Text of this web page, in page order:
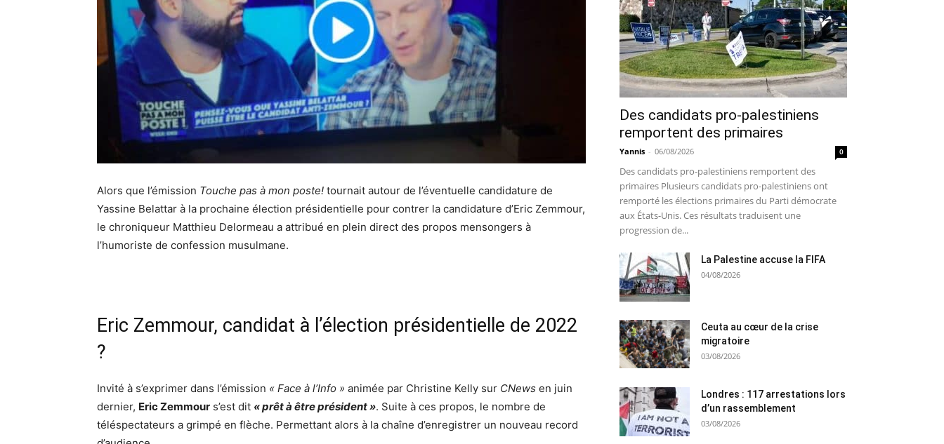
Alors que l’émission Touche pas à mon poste! tournait autour de l’éventuelle candidature de
Yassine Belattar à la prochaine élection présidentielle pour contrer la candidature d’Eric Zemmour,
le chroniqueur Matthieu Delormeau a attribué en plein direct des propos mensongers à
l’humoriste de confession musulmane.
Eric Zemmour, candidat à l’élection présidentielle de 2022
?
Invité à s’exprimer dans l’émission « Face à l’Info » animée par Christine Kelly sur CNews en juin
dernier, Eric Zemmour s’est dit « prêt à être président ». Suite à ces propos, le nombre de
téléspectateurs a grimpé en flèche. Permettant alors à la chaîne d’enregistrer un nouveau record
Des candidats pro-palestiniens
remportent des primaires
Yannis - 06/08/2026 0
Des candidats pro-palestiniens remportent des
primaires Plusieurs candidats pro-palestiniens ont
remporté les élections primaires du Parti démocrate
aux États-Unis. Ces résultats traduisent une
progression de...
La Palestine accuse la FIFA
04/08/2026
Ceuta au cœur de la crise
migratoire
03/08/2026
Londres : 117 arrestations lors
d’un rassemblement
03/08/2026